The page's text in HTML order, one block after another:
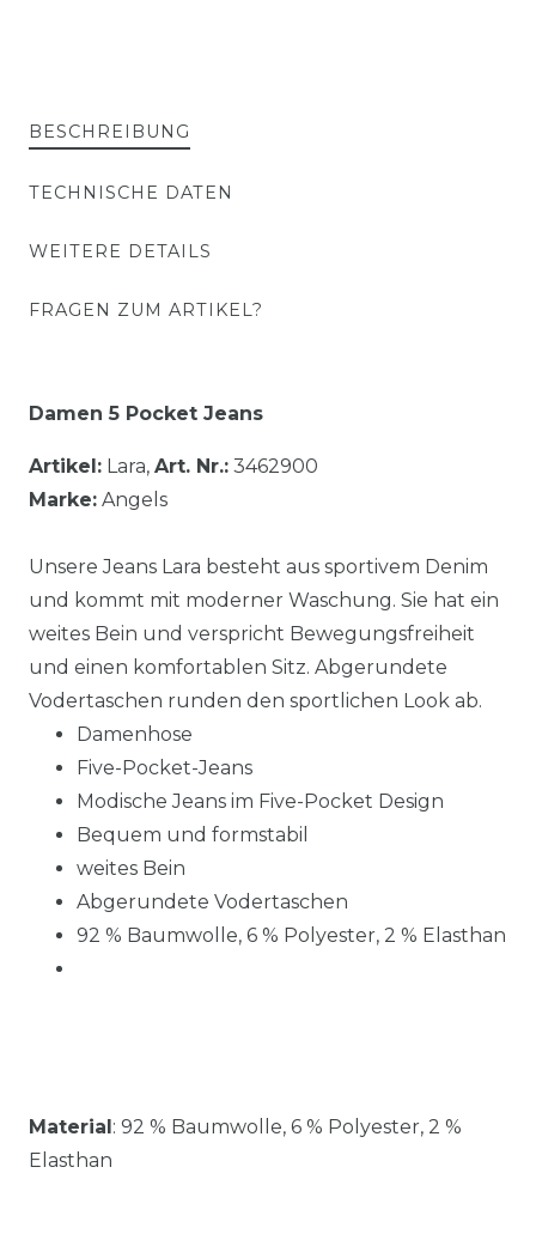
BESCHREIBUNG
TECHNISCHE DATEN
WEITERE DETAILS
FRAGEN ZUM ARTIKEL?
Damen 5 Pocket Jeans
Artikel: Lara, Art. Nr.: 3462900
Marke: Angels
Unsere Jeans Lara besteht aus sportivem Denim
und kommt mit moderner Waschung. Sie hat ein
weites Bein und verspricht Bewegungsfreiheit
und einen komfortablen Sitz. Abgerundete
Vodertaschen runden den sportlichen Look ab.
Damenhose
Five-Pocket-Jeans
Modische Jeans im Five-Pocket Design
Bequem und formstabil
weites Bein
Abgerundete Vodertaschen
92 % Baumwolle, 6 % Polyester, 2 % Elasthan
Material: 92 % Baumwolle, 6 % Polyester, 2 %
Elasthan